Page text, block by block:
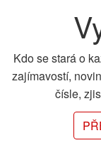
Kdo se stará o
zajímavostí,
čísle,